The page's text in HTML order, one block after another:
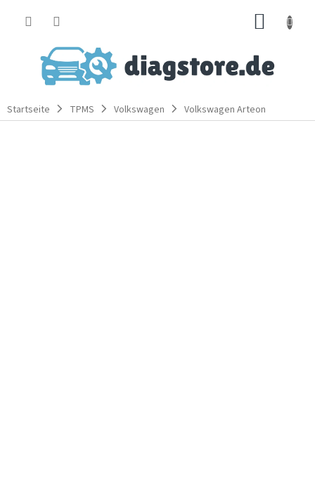
Startseite TPMS Volkswagen Volkswagen Arteon